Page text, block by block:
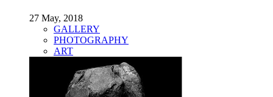
27 May, 2018
GALLERY
PHOTOGRAPHY
ART